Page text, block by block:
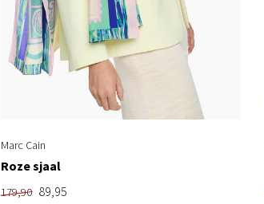
Marc Cain
Roze sjaal
179,90 89,95